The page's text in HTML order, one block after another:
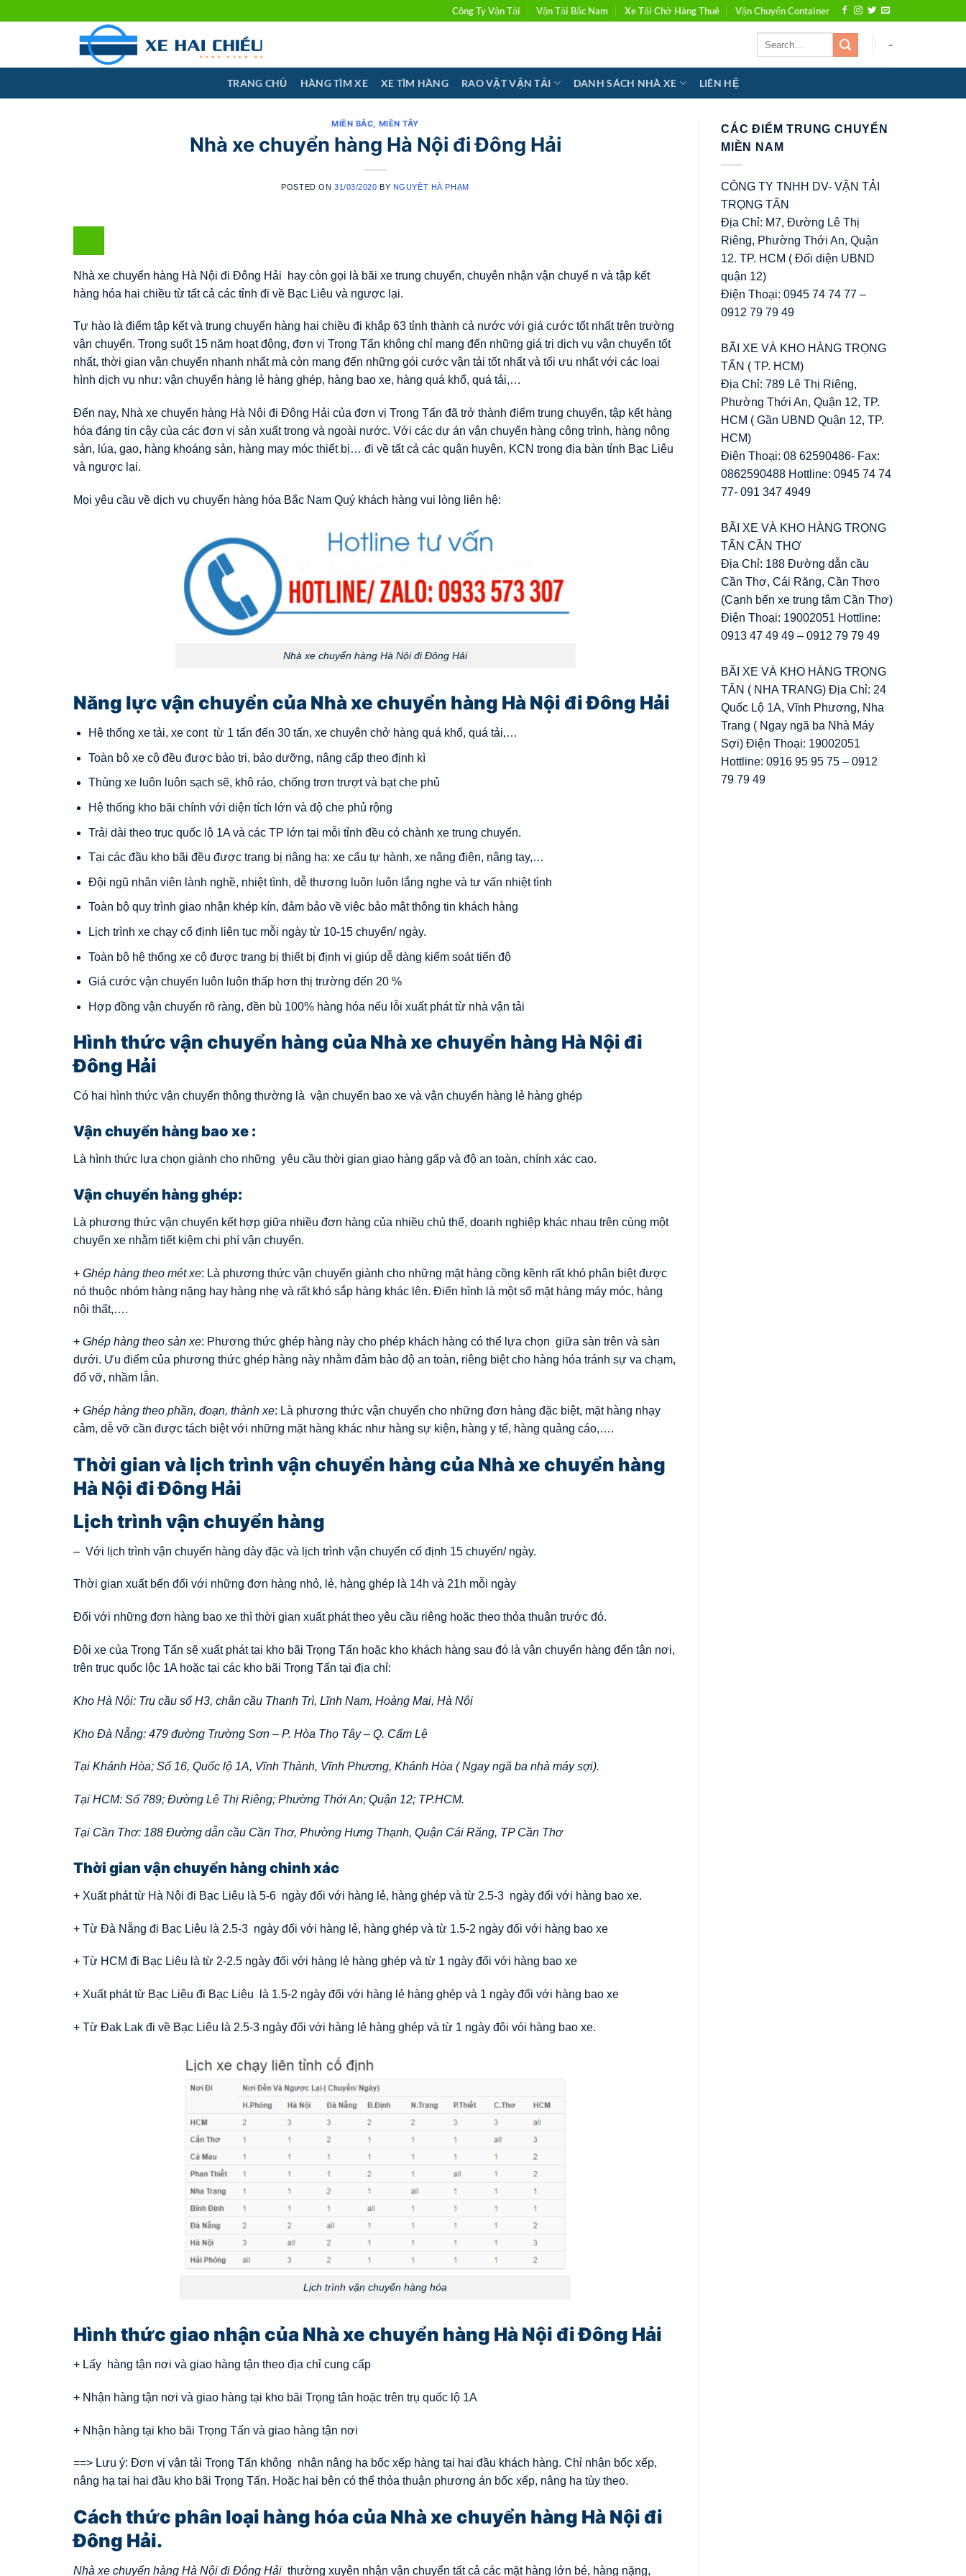
Công Ty Vận Tải Vận Tải Bắc Nam Xe Tải Chở Hàng Thuê Vận Chuyển Container
-
TRANG CHỦ HÀNG TÌM XE XE TÌM HÀNG RAO VẶT VẬN TẢI DANH SÁCH NHÀ XE LIÊN HỆ
MIỀN BẮC, MIỀN TÂY
Nhà xe chuyển hàng Hà Nội đi Đông Hải
POSTED ON 31/03/2020 BY NGUYỆT HÀ PHẠM
Nhà xe chuyển hàng Hà Nội đi Đông Hải hay còn gọi là bãi xe trung chuyển, chuyên nhận vận chuyể n và tập kết
hàng hóa hai chiều từ tất cả các tỉnh đi về Bạc Liêu và ngược lại.
Tự hào là điểm tập kết và trung chuyển hàng hai chiều đi khắp 63 tỉnh thành cả nước với giá cước tốt nhất trên trường
vận chuyển. Trong suốt 15 năm hoạt động, đơn vị Trọng Tấn không chỉ mang đến những giá trị dịch vụ vận chuyển tốt
nhất, thời gian vận chuyển nhanh nhất mà còn mang đến những gói cước vận tải tốt nhất và tối ưu nhất với các loại
hình dịch vụ như: vận chuyển hàng lẻ hàng ghép, hàng bao xe, hàng quá khổ, quá tải,…
Đến nay, Nhà xe chuyển hàng Hà Nội đi Đông Hải của đơn vị Trọng Tấn đã trở thành điểm trung chuyển, tập kết hàng
hóa đáng tin cậy của các đơn vị sản xuất trong và ngoài nước. Với các dự án vận chuyển hàng công trình, hàng nông
sản, lúa, gạo, hàng khoáng sản, hàng may móc thiết bị… đi về tất cả các quận huyên, KCN trong địa bàn tỉnh Bạc Liêu
và ngược lại.
Mọi yêu cầu về dịch vụ chuyển hàng hóa Bắc Nam Quý khách hàng vui lòng liên hệ:
Nhà xe chuyển hàng Hà Nội đi Đông Hải
Năng lực vận chuyển của Nhà xe chuyển hàng Hà Nội đi Đông Hải
Hệ thống xe tải, xe cont từ 1 tấn đến 30 tấn, xe chuyên chở hàng quá khổ, quá tải,…
Toàn bộ xe cộ đều được bảo tri, bảo dưỡng, nâng cấp theo định kì
Thùng xe luôn luôn sạch sẽ, khô ráo, chống trơn trượt và bạt che phủ
Hệ thống kho bãi chính với diện tích lớn và độ che phủ rộng
Trải dài theo trục quốc lộ 1A và các TP lớn tại mỗi tỉnh đều có chành xe trung chuyển.
Tại các đầu kho bãi đều được trang bị nâng hạ: xe cẩu tự hành, xe nâng điện, nâng tay,…
Đội ngũ nhân viên lành nghề, nhiệt tình, dễ thương luôn luôn lắng nghe và tư vấn nhiệt tình
Toàn bộ quy trình giao nhận khép kín, đảm bảo về việc bảo mật thông tin khách hàng
Lịch trình xe chạy cố định liên tục mỗi ngày từ 10-15 chuyến/ ngày.
Toàn bộ hệ thống xe cộ được trang bị thiết bị định vị giúp dễ dàng kiểm soát tiến độ
Giá cước vận chuyển luôn luôn thấp hơn thị trường đến 20 %
Hợp đồng vận chuyển rõ ràng, đền bù 100% hàng hóa nếu lỗi xuất phát từ nhà vận tải
Hình thức vận chuyển hàng của Nhà xe chuyển hàng Hà Nội đi
Đông Hải
Có hai hình thức vận chuyển thông thường là vận chuyển bao xe và vận chuyển hàng lẻ hàng ghép
Vận chuyển hàng bao xe :
Là hình thức lựa chọn giành cho những yêu cầu thời gian giao hàng gấp và độ an toàn, chính xác cao.
Vận chuyển hàng ghép:
Là phương thức vận chuyển kết hợp giữa nhiều đơn hàng của nhiều chủ thể, doanh nghiệp khác nhau trên cùng một
chuyến xe nhằm tiết kiệm chi phí vận chuyển.
+ Ghép hàng theo mét xe: Là phương thức vận chuyển giành cho những mặt hàng cồng kềnh rất khó phân biệt được
nó thuộc nhóm hàng nặng hay hàng nhẹ và rất khó sắp hàng khác lên. Điển hình là một số mặt hàng máy móc, hàng
nội thất,….
+ Ghép hàng theo sàn xe: Phương thức ghép hàng này cho phép khách hàng có thể lựa chọn giữa sàn trên và sàn
dưới. Ưu điểm của phương thức ghép hàng này nhằm đảm bảo độ an toàn, riêng biệt cho hàng hóa tránh sự va chạm,
đổ vỡ, nhầm lẫn.
+ Ghép hàng theo phần, đoạn, thành xe: Là phương thức vận chuyển cho những đơn hàng đặc biệt, mặt hàng nhạy
cảm, dễ vỡ cần được tách biệt với những mặt hàng khác như hàng sự kiện, hàng y tế, hàng quảng cáo,….
Thời gian và lịch trình vận chuyển hàng của Nhà xe chuyển hàng
Hà Nội đi Đông Hải
Lịch trình vận chuyển hàng
– Với lịch trình vận chuyển hàng dày đặc và lịch trình vận chuyển cố định 15 chuyến/ ngày.
Thời gian xuất bến đối với những đơn hàng nhỏ, lẻ, hàng ghép là 14h và 21h mỗi ngày
Đối với những đơn hàng bao xe thì thời gian xuất phát theo yêu cầu riêng hoặc theo thỏa thuận trước đó.
Đội xe của Trọng Tấn sẽ xuất phát tại kho bãi Trọng Tấn hoặc kho khách hàng sau đó là vận chuyển hàng đến tận nơi,
trên trục quốc lộc 1A hoặc tại các kho bãi Trọng Tấn tại địa chỉ:
Kho Hà Nội: Trụ cầu số H3, chân cầu Thanh Trì, Lĩnh Nam, Hoàng Mai, Hà Nội
Kho Đà Nẵng: 479 đường Trường Sơn – P. Hòa Thọ Tây – Q. Cẩm Lệ
Tại Khánh Hòa; Số 16, Quốc lộ 1A, Vĩnh Thành, Vĩnh Phương, Khánh Hòa ( Ngay ngã ba nhà máy sợi).
Tại HCM: Số 789; Đường Lê Thị Riêng; Phường Thới An; Quận 12; TP.HCM.
Tại Cần Thơ: 188 Đường dẫn cầu Cần Thơ, Phường Hưng Thạnh, Quận Cái Răng, TP Cần Thơ
Thời gian vận chuyển hàng chinh xác
+ Xuất phát từ Hà Nội đi Bạc Liêu là 5-6 ngày đối với hàng lẻ, hàng ghép và từ 2.5-3 ngày đối với hàng bao xe.
+ Từ Đà Nẵng đi Bạc Liêu là 2.5-3 ngày đối với hàng lẻ, hàng ghép và từ 1.5-2 ngày đối với hàng bao xe
+ Từ HCM đi Bạc Liêu là từ 2-2.5 ngày đối với hàng lẻ hàng ghép và từ 1 ngày đối với hàng bao xe
+ Xuất phát từ Bạc Liêu đi Bạc Liêu là 1.5-2 ngày đối với hàng lẻ hàng ghép và 1 ngày đối với hàng bao xe
+ Từ Đak Lak đi về Bạc Liêu là 2.5-3 ngày đối với hàng lẻ hàng ghép và từ 1 ngày đôi vói hàng bao xe.
Lịch trình vận chuyển hàng hóa
Hình thức giao nhận của Nhà xe chuyển hàng Hà Nội đi Đông Hải
+ Lấy hàng tận nơi và giao hàng tận theo địa chỉ cung cấp
+ Nhận hàng tận nơi và giao hàng tại kho bãi Trọng tân hoặc trên trụ quốc lộ 1A
+ Nhận hàng tại kho bãi Trọng Tấn và giao hàng tận nơi
==> Lưu ý: Đơn vị vận tải Trọng Tấn không nhận nâng hạ bốc xếp hàng tại hai đầu khách hàng. Chỉ nhận bốc xếp,
nâng hạ tại hai đầu kho bãi Trọng Tấn. Hoặc hai bên có thể thỏa thuận phương án bốc xếp, nâng hạ tùy theo.
Cách thức phân loại hàng hóa của Nhà xe chuyển hàng Hà Nội đi
Đông Hải.
Nhà xe chuyển hàng Hà Nội đi Đông Hải thường xuyên nhận vận chuyển tất cả các mặt hàng lớn bé, hàng nặng,
CÁC ĐIỂM TRUNG CHUYỂN
MIỀN NAM
CÔNG TY TNHH DV- VẬN TẢI
TRỌNG TẤN
Địa Chỉ: M7, Đường Lê Thị
Riêng, Phường Thới An, Quận
12. TP. HCM ( Đối diện UBND
quận 12)
Điện Thoại: 0945 74 74 77 –
0912 79 79 49
BÃI XE VÀ KHO HÀNG TRỌNG
TẤN ( TP. HCM)
Địa Chỉ: 789 Lê Thị Riêng,
Phường Thới An, Quận 12, TP.
HCM ( Gần UBND Quận 12, TP.
HCM)
Điện Thoại: 08 62590486- Fax:
0862590488 Hottline: 0945 74 74
77- 091 347 4949
BÃI XE VÀ KHO HÀNG TRỌNG
TẤN CẦN THƠ
Địa Chỉ: 188 Đường dẫn cầu
Cần Thơ, Cái Răng, Cần Thơo
(Cạnh bến xe trung tâm Cần Thơ)
Điện Thoại: 19002051 Hottline:
0913 47 49 49 – 0912 79 79 49
BÃI XE VÀ KHO HÀNG TRỌNG
TẤN ( NHA TRANG) Địa Chỉ: 24
Quốc Lộ 1A, Vĩnh Phương, Nha
Trang ( Ngay ngã ba Nhà Máy
Sợi) Điện Thoại: 19002051
Hottline: 0916 95 95 75 – 0912
79 79 49